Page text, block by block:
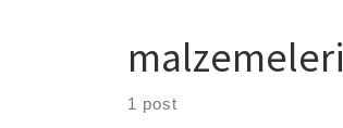
malzemeleri
1 post